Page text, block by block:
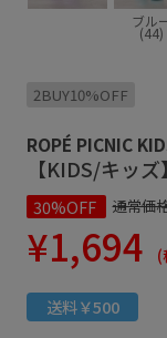
ブル
(44)
2BUY10%OFF
ROPÉ PICNIC
【KIDS/キッ
30%OFF 通常価
¥1,694 (
送料￥500